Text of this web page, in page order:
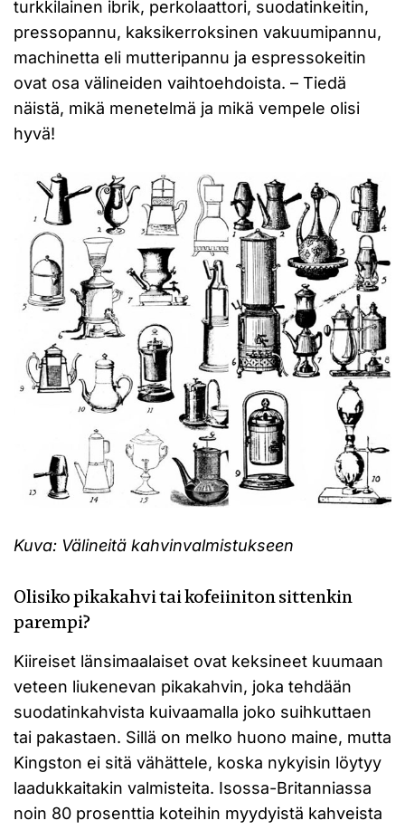
turkkilainen ibrik, perkolaattori, suodatinkeitin,
pressopannu, kaksikerroksinen vakuumipannu,
machinetta eli mutteripannu ja espressokeitin
ovat osa välineiden vaihtoehdoista. – Tiedä
näistä, mikä menetelmä ja mikä vempele olisi
hyvä!
Kuva: Välineitä kahvinvalmistukseen
Olisiko pikakahvi tai kofeiiniton sittenkin
parempi?
Kiireiset länsimaalaiset ovat keksineet kuumaan
veteen liukenevan pikakahvin, joka tehdään
suodatinkahvista kuivaamalla joko suihkuttaen
tai pakastaen. Sillä on melko huono maine, mutta
Kingston ei sitä vähättele, koska nykyisin löytyy
laadukkaitakin valmisteita. Isossa-Britanniassa
noin 80 prosenttia koteihin myydyistä kahveista